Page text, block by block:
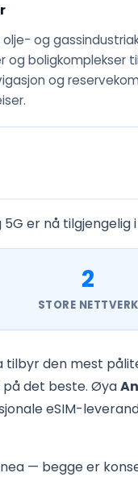
og
boligkomplekser
og
er nå tilgjengelig
2
STORE NETTVERK
tilbyr den mest
på det beste. Øya
eSIM-
— begge er